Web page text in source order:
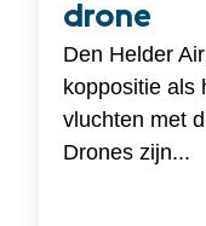
drone
Den Helder
koppositie als
vluchten met
Drones zijn...